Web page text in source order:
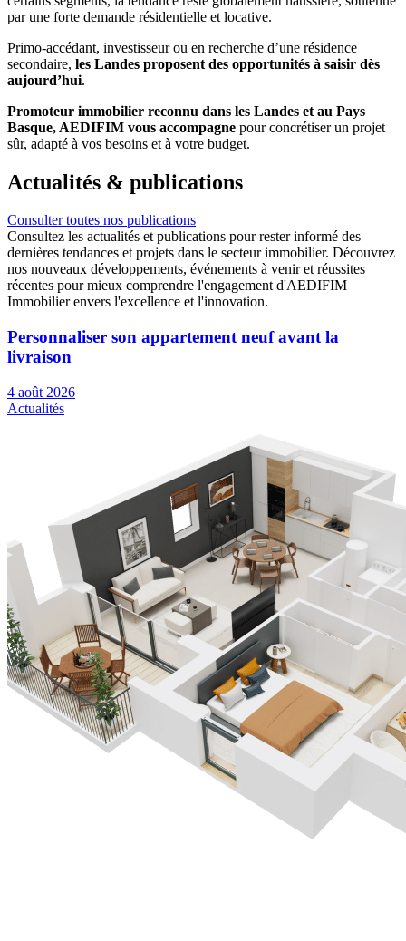
par une forte demande résidentielle et locative.
Primo-accédant, investisseur ou en recherche d’une résidence
secondaire, les Landes proposent des opportunités à saisir dès
aujourd’hui.
Promoteur immobilier reconnu dans les Landes et au Pays
Basque, AEDIFIM vous accompagne pour concrétiser un projet
sûr, adapté à vos besoins et à votre budget.
Actualités & publications
Consulter toutes nos publications
Consultez les actualités et publications pour rester informé des
dernières tendances et projets dans le secteur immobilier. Découvrez
nos nouveaux développements, événements à venir et réussites
récentes pour mieux comprendre l'engagement d'AEDIFIM
Immobilier envers l'excellence et l'innovation.
Personnaliser son appartement neuf avant la
livraison
4 août 2026
Actualités